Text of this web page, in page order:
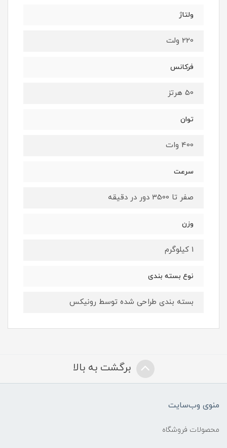
ولتاژ
220 ولت
فرکانس
50 هرتز
توان
400 وات
سرعت
صفر تا 3500 دور در دقیقه
وزن
1 کیلوگرم
نوع بسته ‌بندی
بسته بندی طراحی شده توسط رونیکس
برگشت به بالا
منوی وب‌سایت
محصولات فروشگاه